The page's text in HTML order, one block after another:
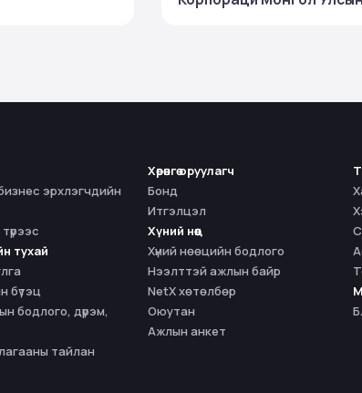
эрхлэгчдийн
түрээс
тухай
бүтэц
бодлого, дүрэм,
тайлан
Хөрөнгө оруулагч
Бонд
Итгэлцэл
Хүний нөөц
Хүний нөөцийн бодлого
Нээлттэй ажлын байр
NetX хөтөлбөр
Оюутан
Ажлын анкет